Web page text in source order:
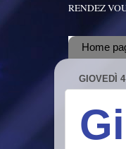
RENDEZ
Home
GIOVEDÌ